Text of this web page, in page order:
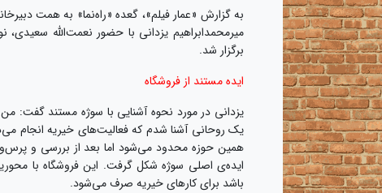
به گزارش «عمار فیلم»، گعده «راه‌نما» به همت
میرمحمدابراهیم یزدانی با حضور نعمت‌الله
برگزار شد.
ایده مستند از فروشگاه
یک روحانی آشنا شدم که فعالیت‌های خیریه انجام
همین حوزه محدود می‌شود اما بعد از بررسی و
ایده‌ی اصلی سوژه شکل گرفت. این فروشگاه با
باشد برای کارهای خیریه صرف می‌شود.